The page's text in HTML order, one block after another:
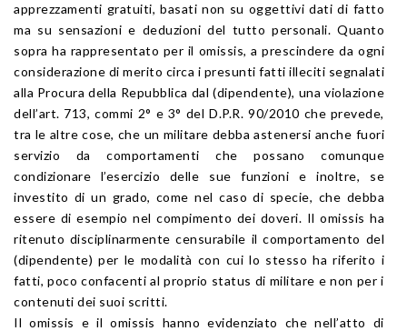
apprezzamenti gratuiti, basati non su oggettivi dati di fatto
ma su sensazioni e deduzioni del tutto personali. Quanto
sopra ha rappresentato per il omissis, a prescindere da ogni
considerazione di merito circa i presunti fatti illeciti segnalati
alla Procura della Repubblica dal (dipendente), una violazione
dell’art. 713, commi 2° e 3° del D.P.R. 90/2010 che prevede,
tra le altre cose, che un militare debba astenersi anche fuori
servizio da comportamenti che possano comunque
condizionare l’esercizio delle sue funzioni e inoltre, se
investito di un grado, come nel caso di specie, che debba
essere di esempio nel compimento dei doveri. Il omissis ha
ritenuto disciplinarmente censurabile il comportamento del
(dipendente) per le modalità con cui lo stesso ha riferito i
fatti, poco confacenti al proprio status di militare e non per i
contenuti dei suoi scritti.
Il omissis e il omissis hanno evidenziato che nell’atto di